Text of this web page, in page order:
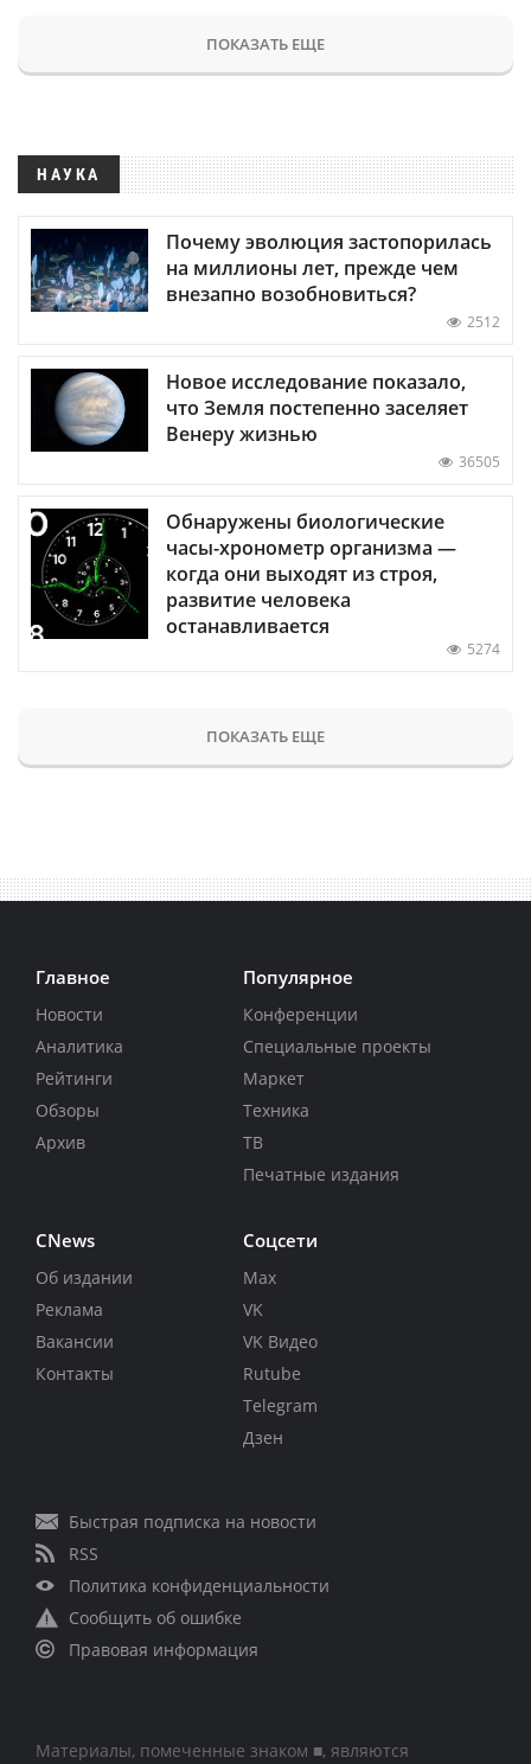
ПОКАЗАТЬ ЕЩЕ
НАУКА
Почему эволюция застопорилась
на миллионы лет, прежде чем
внезапно возобновиться?
2512
Новое исследование показало,
что Земля постепенно заселяет
Венеру жизнью
36505
Обнаружены биологические
часы-хронометр организма —
когда они выходят из строя,
развитие человека
останавливается
5274
ПОКАЗАТЬ ЕЩЕ
Главное
Новости
Аналитика
Рейтинги
Обзоры
Архив
Популярное
Конференции
Специальные проекты
Маркет
Техника
ТВ
Печатные издания
CNews
Об издании
Реклама
Вакансии
Контакты
Соцсети
Max
VK
VK Видео
Rutube
Telegram
Дзен
Быстрая подписка на новости
RSS
Политика конфиденциальности
Сообщить об ошибке
Правовая информация
Материалы, помеченные знаком ■, являются